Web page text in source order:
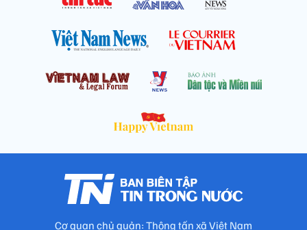
Cơ quan chủ quản: Thông tấn xã Việt Nam